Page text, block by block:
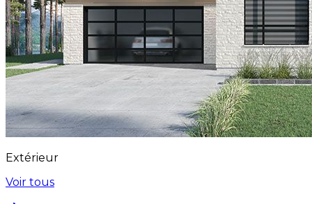
Extérieur
Voir tous